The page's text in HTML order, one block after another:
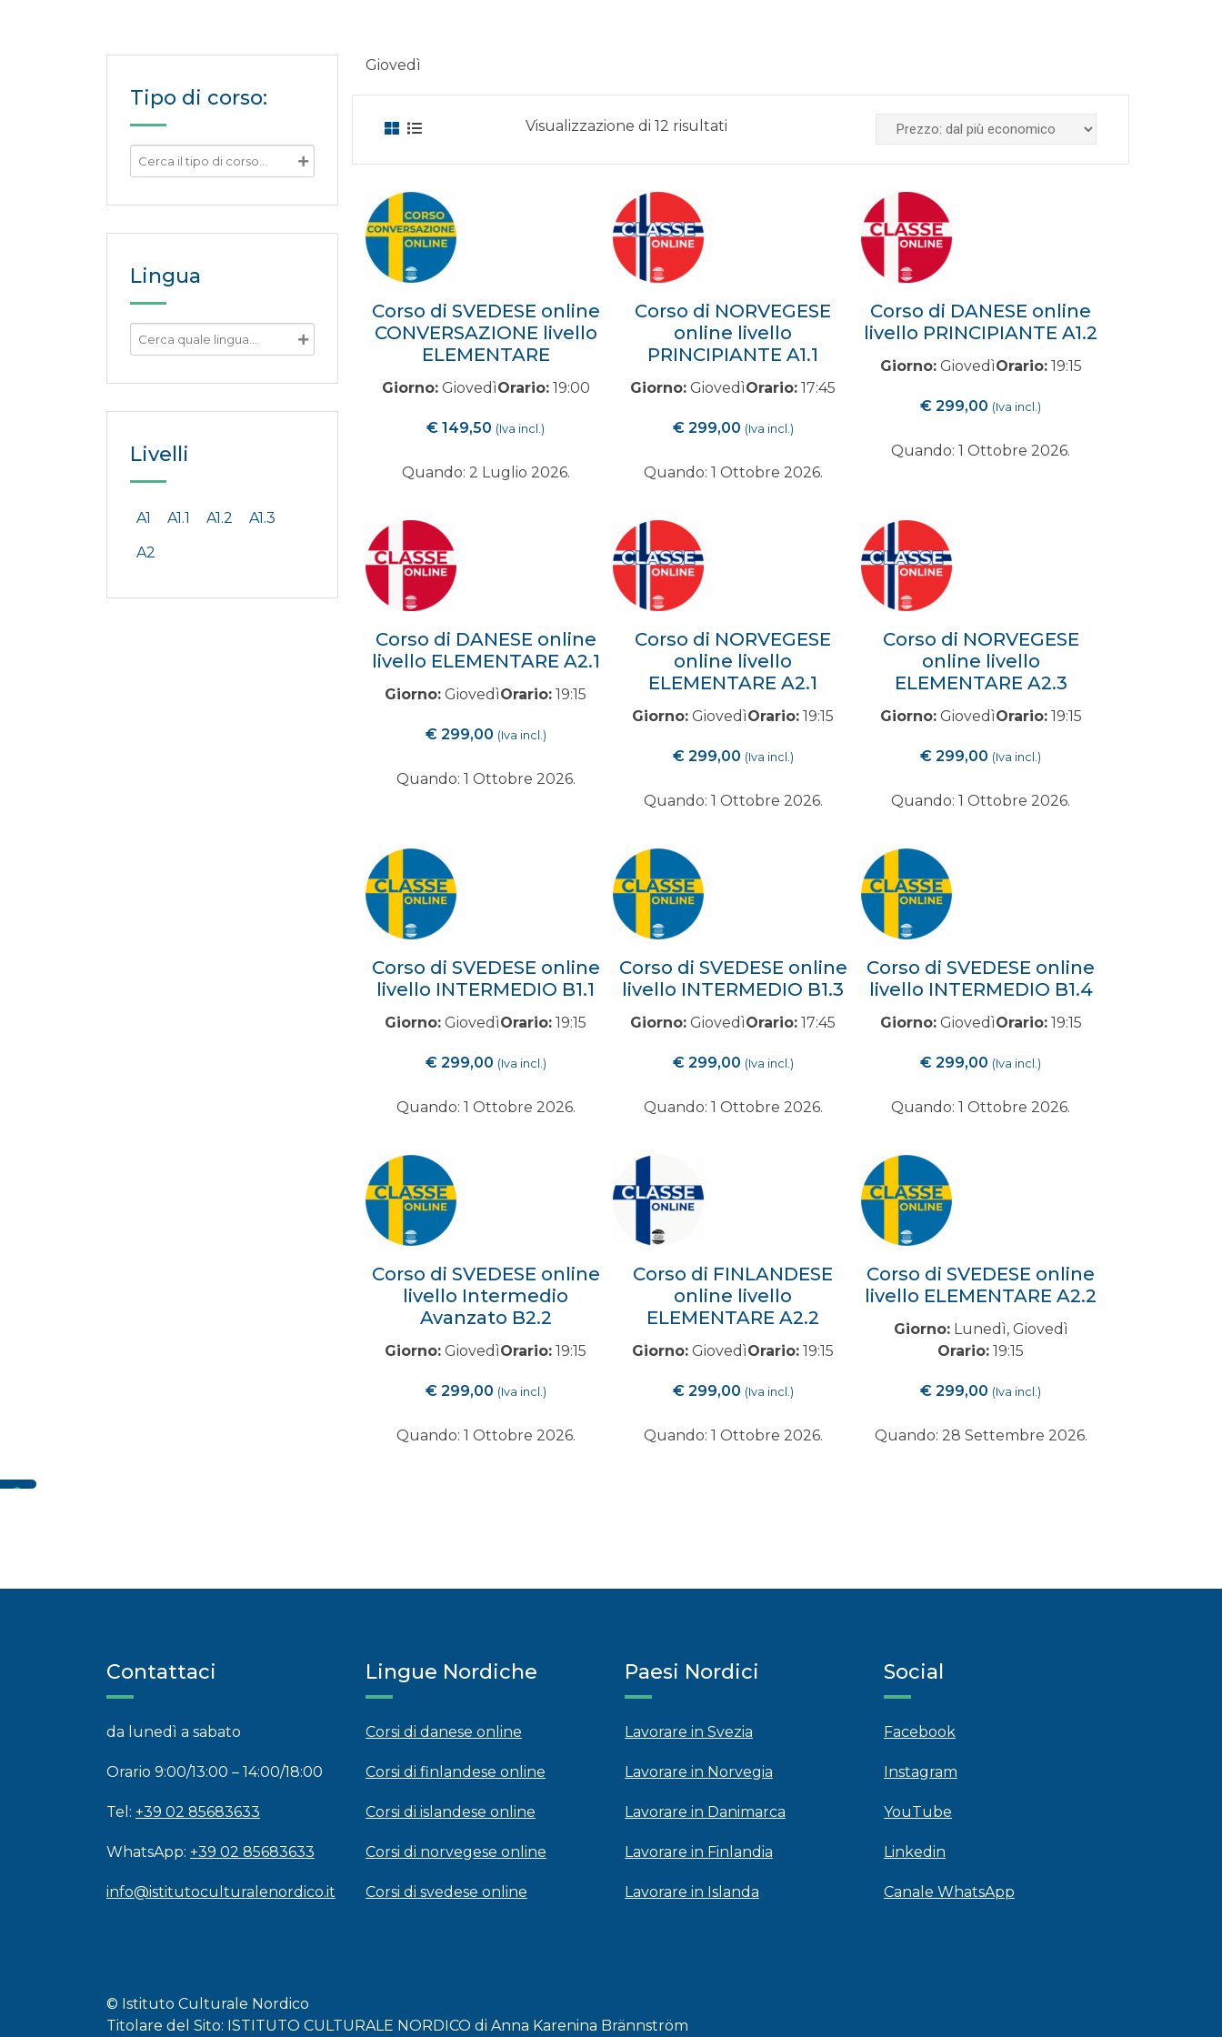
Tipo di corso:
Lingua
Livelli
A1 A1.1 A1.2
A1.3
A2
Giovedì
Visualizzazione di 12 risultatiPrezzo:
Corso di SVEDESE online
CONVERSAZIONE livello
ELEMENTARE
Giorno:GiovedìOrario:19:00
€ 149,50 (Iva incl.)
Quando: 2 Luglio 2026.
Corso di NORVEGESE
online livello
PRINCIPIANTE A1.1
Giorno: GiovedìOrario: 17:45
€299,00 (Iva incl.)
Quando: 1 Ottobre 2026.
Corso di DANESE online
livello PRINCIPIANTE A1.2
Giorno:GiovedìOrario:19:15
€ 299,00 (Iva incl.)
Quando: 1 Ottobre 2026.
Corso di DANESE online
livello ELEMENTARE A2.1
Giorno: GiovedìOrario: 19:15
€299,00 (Iva incl.)
Quando: 1 Ottobre 2026.
Corso di NORVEGESE
online livello
ELEMENTARE A2.1
Giorno: GiovedìOrario: 19:15
€299,00 (Iva incl.)
Quando: 1 Ottobre 2026.
Corso di NORVEGESE
online livello
ELEMENTARE A2.3
Giorno:GiovedìOrario:19:15
€ 299,00 (Iva incl.)
Quando: 1 Ottobre 2026.
Corso di SVEDESE online
livello INTERMEDIO B1.1
Giorno: GiovedìOrario: 19:15
€299,00 (Iva incl.)
Quando: 1 Ottobre 2026.
Corso di SVEDESE online
livello INTERMEDIO B1.3
Giorno: GiovedìOrario: 17:45
€299,00 (Iva incl.)
Quando: 1 Ottobre 2026.
Corso di SVEDESE online
livello INTERMEDIO B1.4
Giorno:GiovedìOrario:19:15
€ 299,00 (Iva incl.)
Quando: 1 Ottobre 2026.
Corso di SVEDESE online
livello Intermedio
Avanzato B2.2
Giorno: GiovedìOrario: 19:15
€299,00 (Iva incl.)
Quando: 1 Ottobre 2026.
Corso di FINLANDESE
online livello
ELEMENTARE A2.2
Giorno: GiovedìOrario: 19:15
€299,00 (Iva incl.)
Quando: 1 Ottobre 2026.
Corso di SVEDESE online
livello ELEMENTARE A2.2
Giorno:Lunedì, Giovedì
Orario: 19:15
€ 299,00 (Iva incl.)
Quando: 28 Settembre 2026.
Contattaci
da lunedì a sabato
Orario 9:00/13:00 – 14:00/18:00
Tel: +39 02 85683633
WhatsApp: +39 02 85683633
info@istitutoculturalenordico.it
Lingue Nordiche
Corsi di danese online
Corsi di finlandese online
Corsi di islandese online
Corsi di norvegese online
Corsi di svedese online
Paesi Nordici
Lavorare in Svezia
Lavorare in Norvegia
Lavorare in Danimarca
Lavorare in Finlandia
Lavorare in Islanda
Social
Facebook
Instagram
YouTube
Linkedin
Canale WhatsApp
© Istituto Culturale Nordico
Titolare del Sito: ISTITUTO CULTURALE NORDICO di Anna Karenina Brännström